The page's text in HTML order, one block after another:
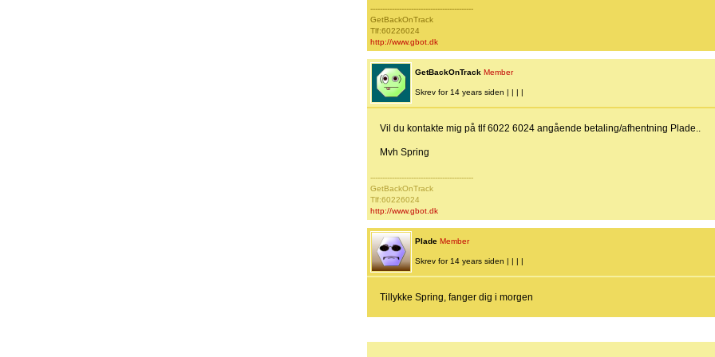
-------------------------------------------
GetBackOnTrack
Tlf:60226024
http://www.gbot.dk
GetBackOnTrack Member
Skrev for 14 years siden | | | |
Vil du kontakte mig på tlf 6022 6024 angående betaling/afhentning Plade..
Mvh Spring
-------------------------------------------
GetBackOnTrack
Tlf:60226024
http://www.gbot.dk
Plade Member
Skrev for 14 years siden | | | |
Tillykke Spring, fanger dig i morgen